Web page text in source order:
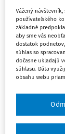
Od 1. januára
zber
kompozitné
ROPO redakcia
Vydané:18. 3. 2025
Ako ďalej
Od nového
Vážený
používateľského
základné
aby sme vás
dostatok
súhlas so
dočasne ukladajú
súhlasu. Dáta
obsahu webu